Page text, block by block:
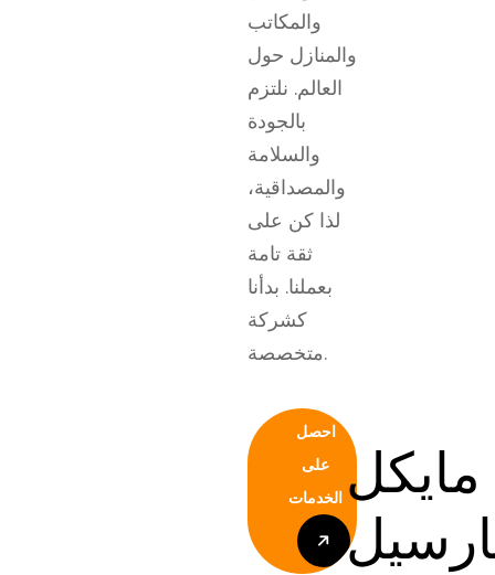
والمكاتب
والمنازل حول
العالم. نلتزم
بالجودة
والسلامة
والمصداقية،
لذا كن على
ثقة تامة
بعملنا. بدأنا
كشركة
متخصصة.
احصل
على
الخدمات مايكل